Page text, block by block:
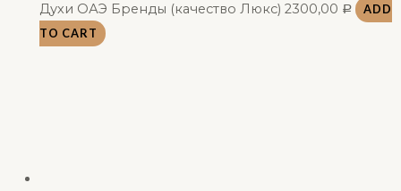
Духи ОАЭ Бренды (качество Люкс) 2300,00 Р
ADD
TO CART